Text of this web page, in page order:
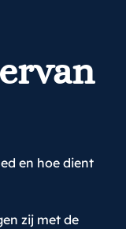
en hoe dient
zij met de